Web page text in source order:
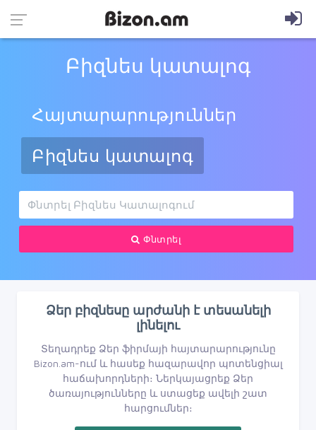
Բիզնես կատալոգ
Հայտարարություններ
Բիզնես կատալոգ
Փնտրել
Ձեր բիզնեսը արժանի է տեսանելի
լինելու
Տեղադրեք Ձեր ֆիրմայի հայտարարությունը
Bizon.am-ում և հասեք հազարավոր պոտենցիալ
հաճախորդների։ Ներկայացրեք Ձեր
ծառայությունները և ստացեք ավելի շատ
հարցումներ։